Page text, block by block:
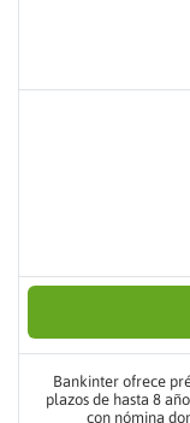
Bankinter ofrece
plazos de hasta 8
con nómina